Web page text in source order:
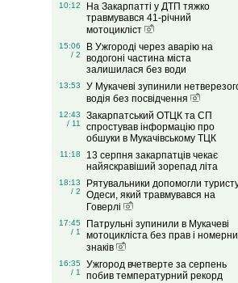
10:12
На Закарпатті у ДТП тяжко
травмувався 41-річний
мотоцикліст
15:06
/ 2
В Ужгороді через аварію на
водогоні частина міста
залишилася без води
13:53
У Мукачеві зупинили
водія без посвідчення
12:43
/ 11
Закарпатський ОТЦК та СП
спростував інформацію про
обшуки в Мукачівському ТЦК
11:18
13 серпня закарпатців чекає
найяскравіший зорепад літа
18:13
/ 2
Рятувальники допомогли
Одеси, який травмувався на
Говерлі
17:45
/ 1
Патрульні зупинили в Мукачеві
мотоцикліста без прав і
знаків
16:35
/ 1
Ужгород вчетверте за серпень
побив температурний рекорд